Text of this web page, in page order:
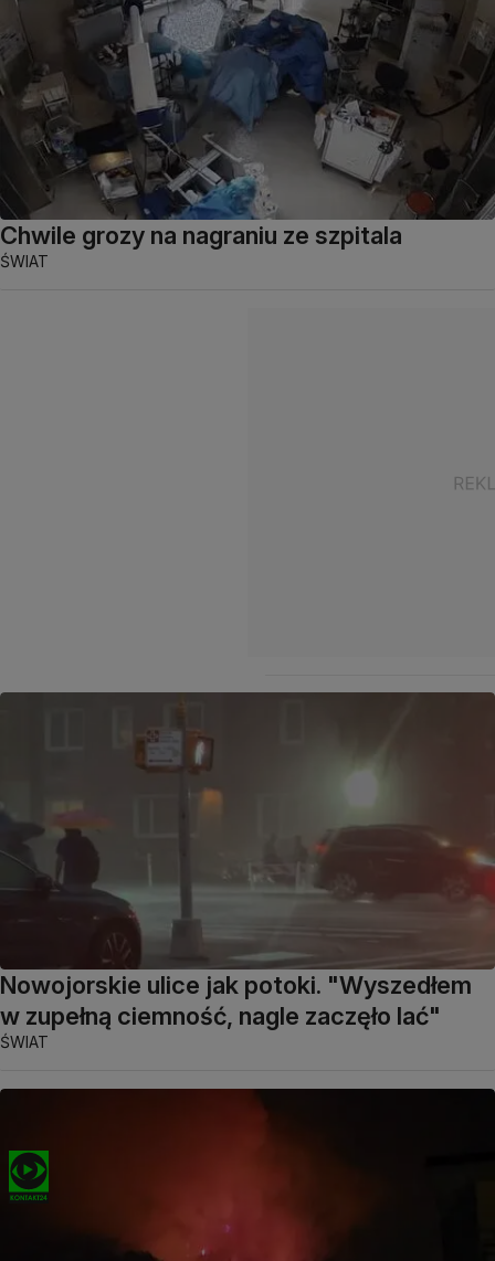
Chwile grozy na nagraniu ze szpitala
ŚWIAT
Nowojorskie ulice jak potoki. "Wyszedłem
w zupełną ciemność, nagle zaczęło lać"
ŚWIAT